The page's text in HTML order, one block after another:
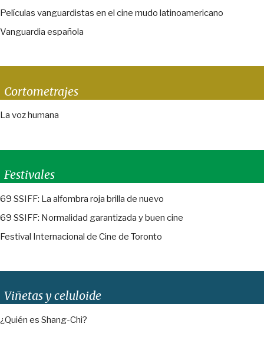
Películas vanguardistas en el cine mudo latinoamericano
Vanguardia española
Cortometrajes
La voz humana
Festivales
69 SSIFF: La alfombra roja brilla de nuevo
69 SSIFF: Normalidad garantizada y buen cine
Festival Internacional de Cine de Toronto
Viñetas y celuloide
¿Quién es Shang-Chi?